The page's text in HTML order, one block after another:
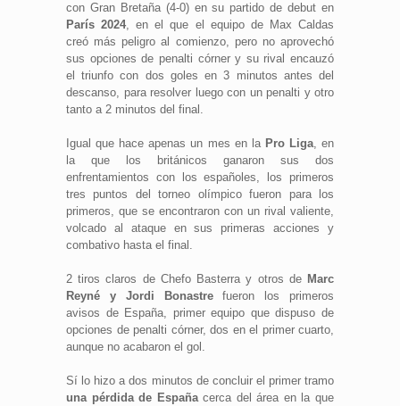
con Gran Bretaña (4-0) en su partido de debut en
París 2024, en el que el equipo de Max Caldas
creó más peligro al comienzo, pero no aprovechó
sus opciones de penalti córner y su rival encauzó
el triunfo con dos goles en 3 minutos antes del
descanso, para resolver luego con un penalti y otro
tanto a 2 minutos del final.
Igual que hace apenas un mes en la Pro Liga, en
la que los británicos ganaron sus dos
enfrentamientos con los españoles, los primeros
tres puntos del torneo olímpico fueron para los
primeros, que se encontraron con un rival valiente,
volcado al ataque en sus primeras acciones y
combativo hasta el final.
2 tiros claros de Chefo Basterra y otros de Marc
Reyné y Jordi Bonastrefueron los primeros
avisos de España, primer equipo que dispuso de
opciones de penalti córner, dos en el primer cuarto,
aunque no acabaron el gol.
Sí lo hizo a dos minutos de concluir el primer tramo
una pérdida de Españacerca del área en la que